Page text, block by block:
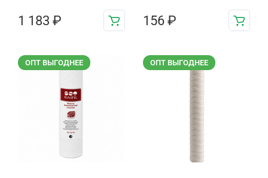
1 183 ₽ 156 ₽
ОПТ ВЫГОДНЕЕ ОПТ ВЫГОДНЕЕ